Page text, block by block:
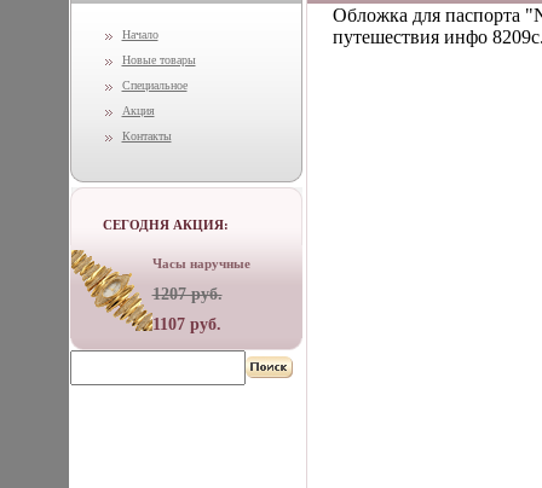
Начало
Новые товары
Специальное
Акция
Контакты
СЕГОДНЯ АКЦИЯ:
Часы наручные
1207 руб.
1107 руб.
Обложка для паспорта
путешествия инфо